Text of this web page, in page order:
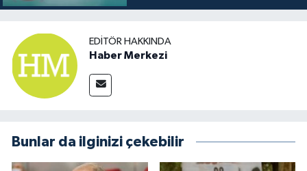
EDITÖR HAKKINDA
Haber Merkezi
Bunlar da ilginizi çekebilir